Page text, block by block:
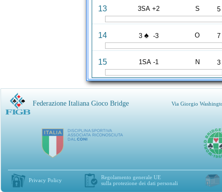
13 3SA +2 S 5
14 3 ♠ -3 O 7
15 1SA -1 N 3
Federazione Italiana Gioco Bridge Via Giorgio
Privacy Policy
Regolamento generale UE
sulla protezione dei dati personali